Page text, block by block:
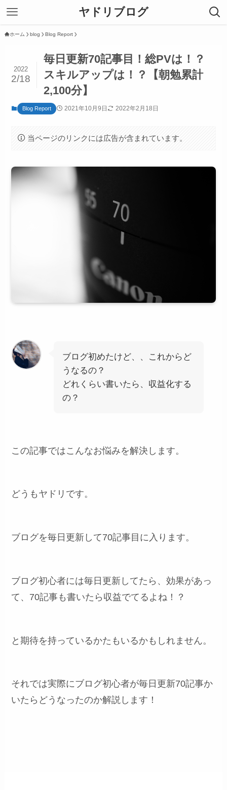
ヤドリブログ
ホーム blog Blog Report
毎日更新70記事目！総PVは！？
スキルアップは！？【朝勉累計
2,100分】
2022
2/18
Blog Report 2021年10月9日 2022年2月18日
当ページのリンクには広告が含まれています。
ブログ初めたけど、、これからど
うなるの？
どれくらい書いたら、収益化する
の？
この記事ではこんなお悩みを解決します。
どうもヤドリです。
ブログを毎日更新して70記事目に入ります。
ブログ初心者には毎日更新してたら、効果があっ
て、70記事も書いたら収益でてるよね！？
と期待を持っているかたもいるかもしれません。
それでは実際にブログ初心者が毎日更新70記事か
いたらどうなったのか解説します！